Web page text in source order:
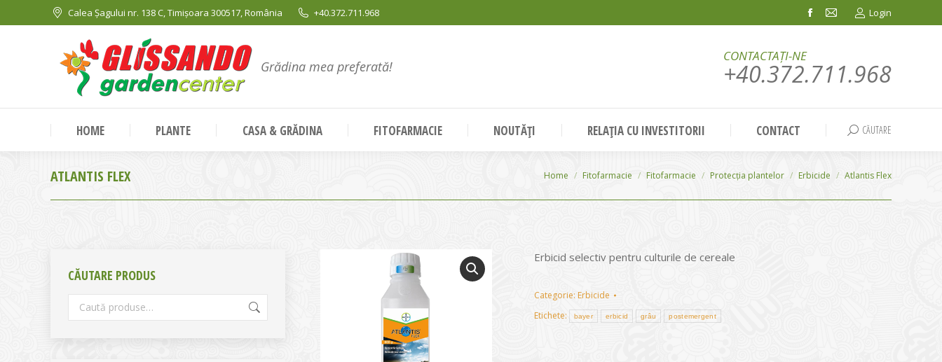
Calea Șagului nr. 138 C, Timișoara 300517, România +40.372.711.968
Facebook
in
window
Mail
in
window
Login
Grădina mea preferată!
CONTACTAȚI-NE
+40.372.711.968
HOME PLANTE CASA & GRĂDINA FITOFARMACIE NOUTĂȚI RELAȚIA CU INVESTITORII CONTACT Search:
CĂUTARE
ATLANTIS FLEX You are here:
Home Fitofarmacie Fitofarmacie Protecția plantelor Erbicide Atlantis Flex
Erbicid selectiv pentru culturile de cereale
Categorie: Erbicide
Etichete:
bayer erbicid grâu postemergent
CĂUTARE PRODUS